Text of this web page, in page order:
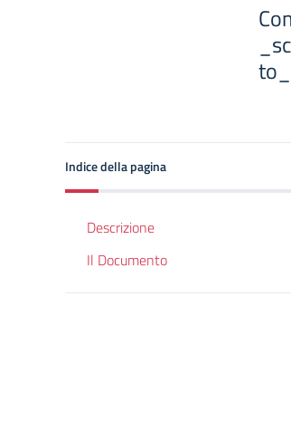
Indice della pagina
Descrizione
Il Documento